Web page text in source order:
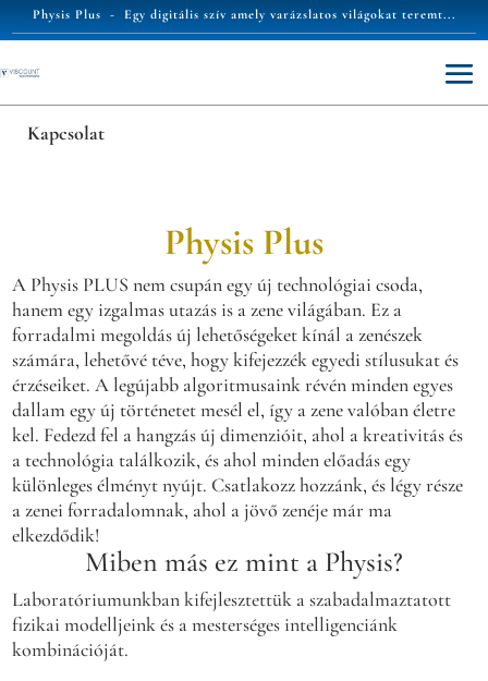
Physis Plus - Egy digitális szív amely varázslatos világokat teremt...
Kapcsolat
Physis Plus
A Physis PLUS nem csupán egy új technológiai csoda,
hanem egy izgalmas utazás is a zene világában. Ez a
forradalmi megoldás új lehetőségeket kínál a zenészek
számára, lehetővé téve, hogy kifejezzék egyedi stílusukat és
érzéseiket. A legújabb algoritmusaink révén minden egyes
dallam egy új történetet mesél el, így a zene valóban életre
kel. Fedezd fel a hangzás új dimenzióit, ahol a kreativitás és
a technológia találkozik, és ahol minden előadás egy
különleges élményt nyújt. Csatlakozz hozzánk, és légy része
a zenei forradalomnak, ahol a jövő zenéje már ma
elkezdődik!
Miben más ez mint a Physis?
Laboratóriumunkban kifejlesztettük a szabadalmaztatott
fizikai modelljeink és a mesterséges intelligenciánk
kombinációját.